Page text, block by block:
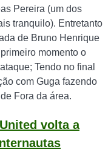
Pereira (um dos
tranquilo). Entretanto
de Bruno Henrique
momento o
Tendo no final
com Guga fazendo
Fora da área.
volta a